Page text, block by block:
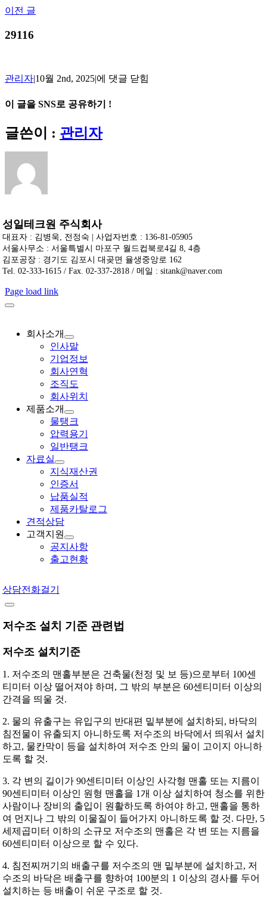
Skip
content
이전 글
29116
관리자|10월 2nd, 2025|29116
에 댓글 닫힘
이 글을 SNS로 공유하기 !
Facebook
X
Reddit
LinkedIn
Tumblr
Pinterest
Vk
이
메
일
글쓴이 : 관리자
성일테크원 주식회사
대표자 : 김병욱, 전정숙 | 사업자번호 : 136-81-05905
서울사무소 : 서울특별시 마포구 월드컵북로4길 8, 4층
김포공장 : 경기도 김포시 대곶면 율생중앙로 162
Tel. 02-333-1615 / Fax. 02-337-2818 / 메일 : sitank@naver.com
Page load link
회사소개
인사말
기업정보
회사연혁
조직도
회사위치
제품소개
물탱크
압력용기
일반탱크
자료실
지식재산권
인증서
납품실적
제품카탈로그
견적상담
고객지원
공지사항
출고현황
상담전화걸기
저수조 설치 기준 관련법
저수조 설치기준
1. 저수조의 맨홀부분은 건축물(천정 및 보 등)으로부터 100센
티미터 이상 떨어져야 하며, 그 밖의 부분은 60센티미터 이상의
간격을 띄울 것.
2. 물의 유출구는 유입구의 반대편 밑부분에 설치하되, 바닥의
침전물이 유출되지 아니하도록 저수조의 바닥에서 띄워서 설치
하고, 물칸막이 등을 설치하여 저수조 안의 물이 고이지 아니하
도록 할 것.
3. 각 변의 길이가 90센티미터 이상인 사각형 맨홀 또는 지름이
90센티미터 이상인 원형 맨홀을 1개 이상 설치하여 청소를 위한
사람이나 장비의 출입이 원활하도록 하여야 하고, 맨홀을 통하
여 먼지나 그 밖의 이물질이 들어가지 아니하도록 할 것. 다만, 5
세제곱미터 이하의 소규모 저수조의 맨홀은 각 변 또는 지름을
60센티미터 이상으로 할 수 있다.
4. 침전찌꺼기의 배출구를 저수조의 맨 밑부분에 설치하고, 저
수조의 바닥은 배출구를 향하여 100분의 1 이상의 경사를 두어
설치하는 등 배출이 쉬운 구조로 할 것.